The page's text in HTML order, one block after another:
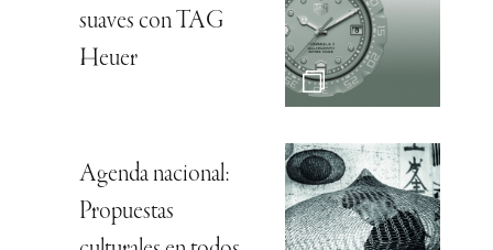
suaves con TAG
Heuer
Agenda nacional:
Propuestas